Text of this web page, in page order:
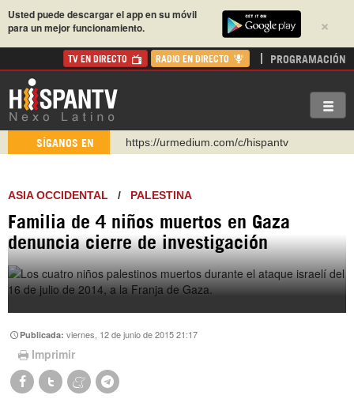
×
Usted puede descargar el app en su móvil
para un mejor funcionamiento.
TV EN DIRECTO RADIO EN DIRECTO PROGRAMACIÓN
SÍGANOS EN
https://urmedium.com/c/hispantv
Instagram como: hispan_tv
https://www.facebook.com/Nexolatino.Canal
https://www.youtube.com/@nexo_latino
https://t.me/hispantvcanal
ASIA OCCIDENTAL / PALESTINA
Familia de 4 niños muertos en Gaza
denuncia cierre de investigación
Publicada:viernes, 12 de junio de 2015 21:17
Imprimir